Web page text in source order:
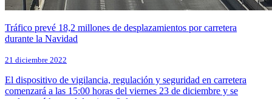
Tráfico prevé 18,2 millones de desplazamientos por carretera
durante la Navidad
21 diciembre 2022
El dispositivo de vigilancia, regulación y seguridad en carretera
comenzará a las 15:00 horas del viernes 23 de diciembre y se